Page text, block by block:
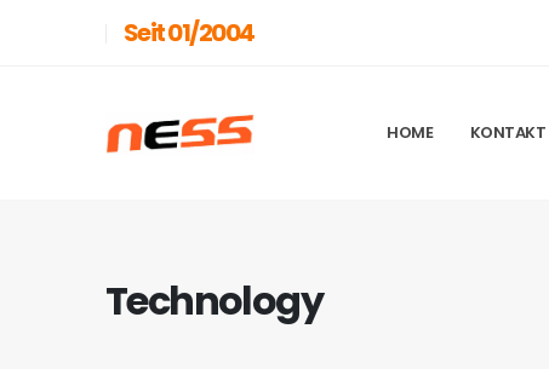
Seit 01/2004
HOME KONTAKT
Technology